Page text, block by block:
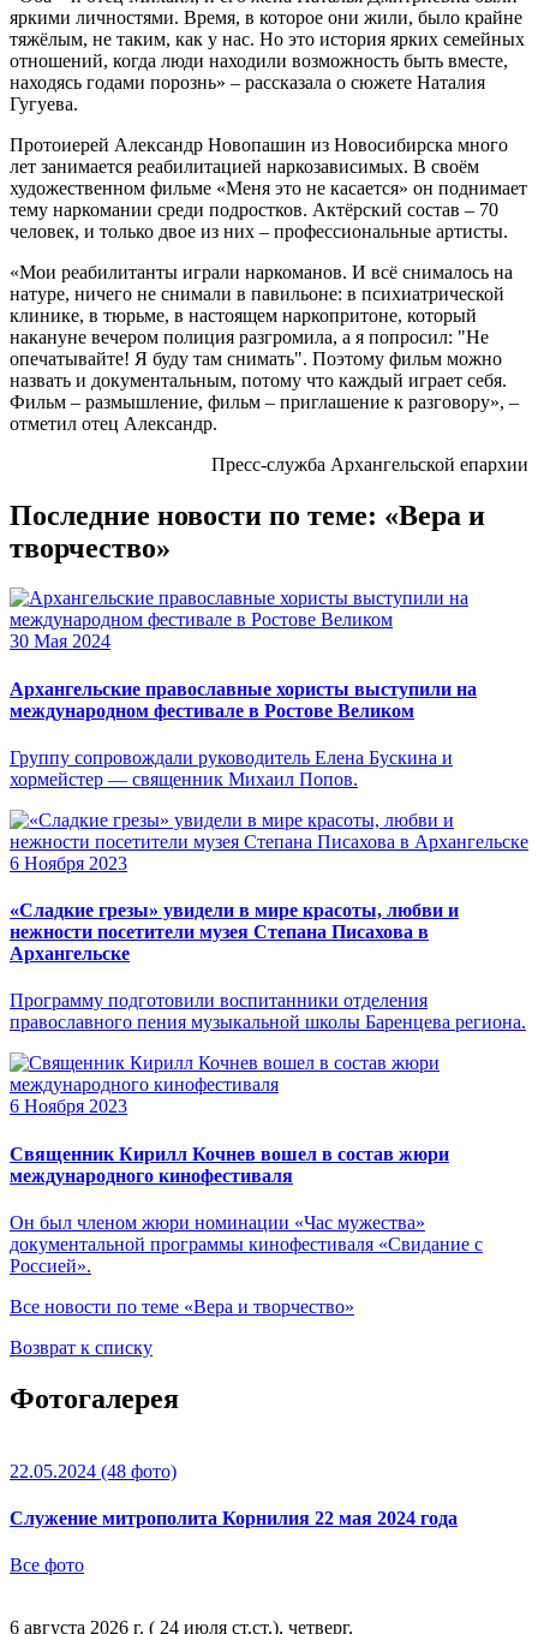
яркими личностями. Время, в которое они жили, было крайне
тяжёлым, не таким, как у нас. Но это история ярких семейных
отношений, когда люди находили возможность быть вместе,
находясь годами порознь» – рассказала о сюжете Наталия
Гугуева.
Протоиерей Александр Новопашин из Новосибирска много
лет занимается реабилитацией наркозависимых. В своём
художественном фильме «Меня это не касается» он поднимает
тему наркомании среди подростков. Актёрский состав – 70
человек, и только двое из них – профессиональные артисты.
«Мои реабилитанты играли наркоманов. И всё снималось на
натуре, ничего не снимали в павильоне: в психиатрической
клинике, в тюрьме, в настоящем наркопритоне, который
накануне вечером полиция разгромила, а я попросил: "Не
опечатывайте! Я буду там снимать". Поэтому фильм можно
назвать и документальным, потому что каждый играет себя.
Фильм – размышление, фильм – приглашение к разговору», –
отметил отец Александр.
Пресс-служба Архангельской епархии
Последние новости по теме: «Вера и
творчество»
30 Мая 2024
Архангельские православные хористы выступили на
международном фестивале в Ростове Великом
Группу сопровождали руководитель Елена Бускина и
хормейстер — священник Михаил Попов.
6 Ноября 2023
«Сладкие грезы» увидели в мире красоты, любви и
нежности посетители музея Степана Писахова в
Архангельске
Программу подготовили воспитанники отделения
православного пения музыкальной школы Баренцева региона.
6 Ноября 2023
Священник Кирилл Кочнев вошел в состав жюри
международного кинофестиваля
Он был членом жюри номинации «Час мужества»
документальной программы кинофестиваля «Свидание с
Россией».
Все новости по теме «Вера и творчество»
Возврат к списку
Фотогалерея
22.05.2024 (48 фото)
Служение митрополита Корнилия 22 мая 2024 года
Все фото
6 августа 2026 г. ( 24 июля ст.ст.), четверг.